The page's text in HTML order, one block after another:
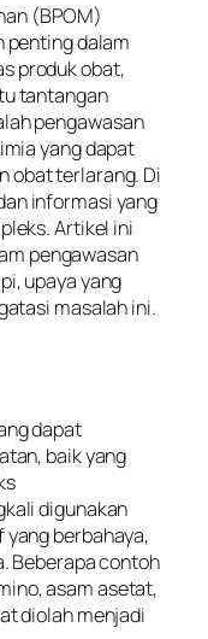
(BPOM)
penting dalam
produk obat,
tantangan
pengawasan
yang dapat
obat terlarang. Di
informasi yang
Artikel ini
pengawasan
upaya yang
masalah ini.
dapat
baik yang
digunakan
berbahaya,
Beberapa contoh
asam asetat,
diolah menjadi